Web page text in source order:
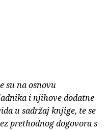
su na osnovu
i njihove dodatne
u sadržaj knjige, te se
prethodnog dogovora s